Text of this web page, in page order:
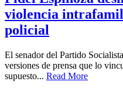
violencia
policial
El senador del Partido
versiones de prensa que lo
supuesto... Read More